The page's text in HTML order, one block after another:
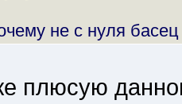
не с нуля басец
плюсую